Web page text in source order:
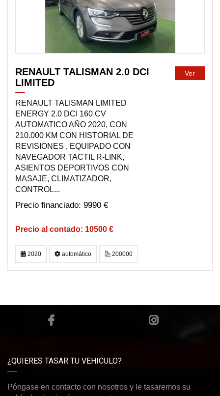
RENAULT TALISMAN 2.0 DCI
LIMITED
RENAULT TALISMAN LIMITED
ENERGY 2.0 DCI 160 CV
AUTOMATICO AÑO 2020, CON
210.000 KM CON HISTORIAL DE
REVISIONES , EQUIPADO CON
NAVEGADOR TACTIL R-LINK,
ASIENTOS DEPORTIVOS CON
MASAJE, CLIMATIZADOR,
CONTROL...
9990 €
10500 €
Ver
2020 automático 200000
¿QUIERES TASAR TU VEHICULO?
Póngase en contacto con nosotros y le tasaremos su